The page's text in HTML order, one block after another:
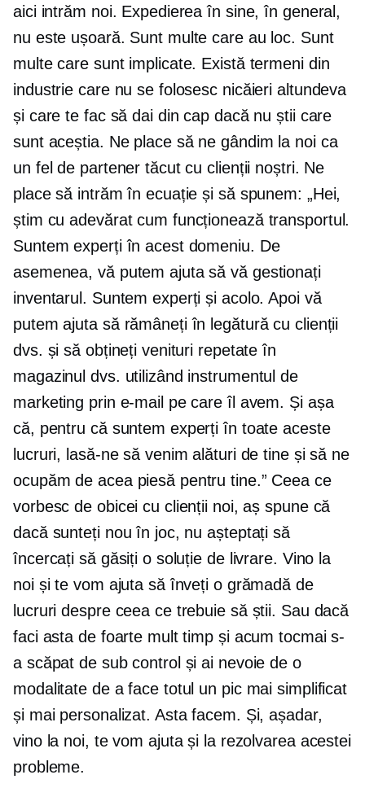
aici intrăm noi. Expedierea în sine, în general,
nu este ușoară. Sunt multe care au loc. Sunt
multe care sunt implicate. Există termeni din
industrie care nu se folosesc nicăieri altundeva
și care te fac să dai din cap dacă nu știi care
sunt aceștia. Ne place să ne gândim la noi ca
un fel de partener tăcut cu clienții noștri. Ne
place să intrăm în ecuație și să spunem: „Hei,
știm cu adevărat cum funcționează transportul.
Suntem experți în acest domeniu. De
asemenea, vă putem ajuta să vă gestionați
inventarul. Suntem experți și acolo. Apoi vă
putem ajuta să rămâneți în legătură cu clienții
dvs. și să obțineți venituri repetate în
magazinul dvs. utilizând instrumentul de
marketing prin e-mail pe care îl avem. Și așa
că, pentru că suntem experți în toate aceste
lucruri, lasă-ne să venim alături de tine și să ne
ocupăm de acea piesă pentru tine.” Ceea ce
vorbesc de obicei cu clienții noi, aș spune că
dacă sunteți nou în joc, nu așteptați să
încercați să găsiți o soluție de livrare. Vino la
noi și te vom ajuta să înveți o grămadă de
lucruri despre ceea ce trebuie să știi. Sau dacă
faci asta de foarte mult timp și acum tocmai s-
a scăpat de sub control și ai nevoie de o
modalitate de a face totul un pic mai simplificat
și mai personalizat. Asta facem. Și, așadar,
vino la noi, te vom ajuta și la rezolvarea acestei
probleme.